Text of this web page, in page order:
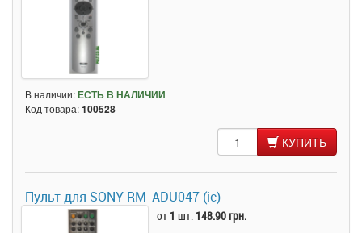
В наличии:ЕСТЬ В НАЛИЧИИ
Код товара:100528
КУПИТЬ
Пульт для SONY RM-ADU047 (ic)
от 1 шт. 148.90 грн.